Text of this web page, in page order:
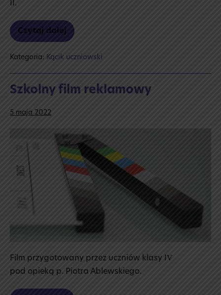
II.
Czytaj dalej
Film
reklamowy
TTI
Kategoria: Kącik uczniowski
Szkolny film reklamowy
5 maja 2022
film
reklamowy
Film przygotowany przez uczniów klasy IV
pod opieką p. Piotra Ablewskiego.